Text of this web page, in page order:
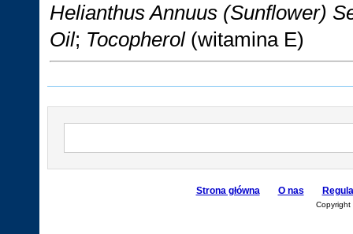
Helianthus Annuus (Sunflower)
Oil; Tocopherol (witamina E)
Strona główna O nas
Copyright